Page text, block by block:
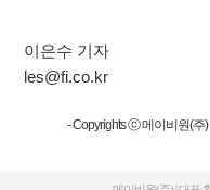
이은수 기자
les@fi.co.kr
- Copyrights ⓒ 메이비원(주